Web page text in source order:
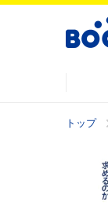
トップ